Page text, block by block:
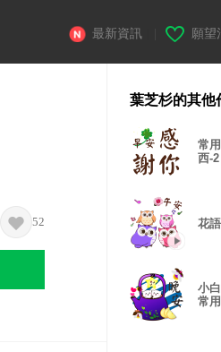
最新資訊 願望
52
葉芝杉的其他
常
西-2
花
小
常